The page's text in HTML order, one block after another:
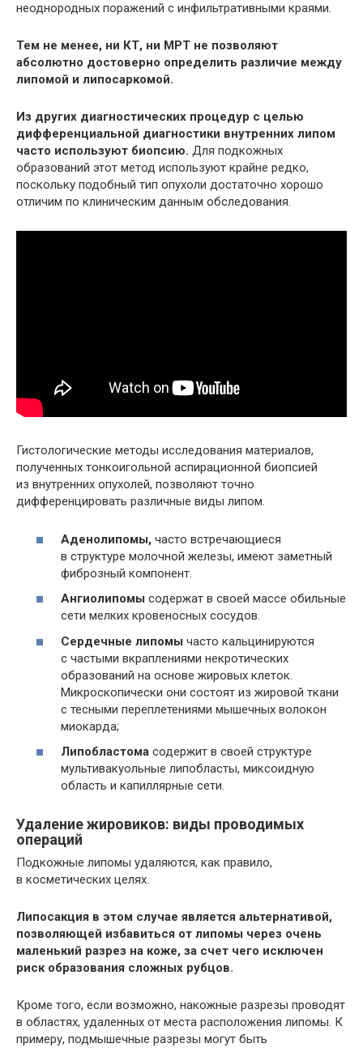
неоднородных поражений с инфильтративными краями.
Тем не менее, ни КТ, ни МРТ не позволяют
абсолютно достоверно определить различие между
липомой и липосаркомой.
Из других диагностических процедур с целью
дифференциальной диагностики внутренних липом
часто используют биопсию. Для подкожных
образований этот метод используют крайне редко,
поскольку подобный тип опухоли достаточно хорошо
отличим по клиническим данным обследования.
Гистологические методы исследования материалов,
полученных тонкоигольной аспирационной биопсией
из внутренних опухолей, позволяют точно
дифференцировать различные виды липом.
Аденолипомы, часто встречающиеся
в структуре молочной железы, имеют заметный
фиброзный компонент.
Ангиолипомы содержат в своей массе обильные
сети мелких кровеносных сосудов.
Сердечные липомы часто кальцинируются
с частыми вкраплениями некротических
образований на основе жировых клеток.
Микроскопически они состоят из жировой ткани
с тесными переплетениями мышечных волокон
миокарда;
Липобластома содержит в своей структуре
мультивакуольные липобласты, миксоидную
область и капиллярные сети.
Удаление жировиков: виды проводимых
операций
Подкожные липомы удаляются, как правило,
в косметических целях.
Липосакция в этом случае является альтернативой,
позволяющей избавиться от липомы через очень
маленький разрез на коже, за счет чего исключен
риск образования сложных рубцов.
Кроме того, если возможно, накожные разрезы проводят
в областях, удаленных от места расположения липомы. К
примеру, подмышечные разрезы могут быть